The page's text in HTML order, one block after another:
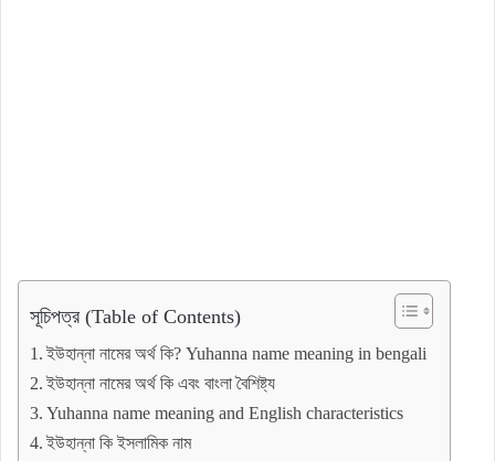
সূচিপত্র (Table of Contents)
ইউহান্না নামের অর্থ কি? Yuhanna name meaning in bengali
ইউহান্না নামের অর্থ কি এবং বাংলা বৈশিষ্ট্য
Yuhanna name meaning and English characteristics
ইউহান্না কি ইসলামিক নাম